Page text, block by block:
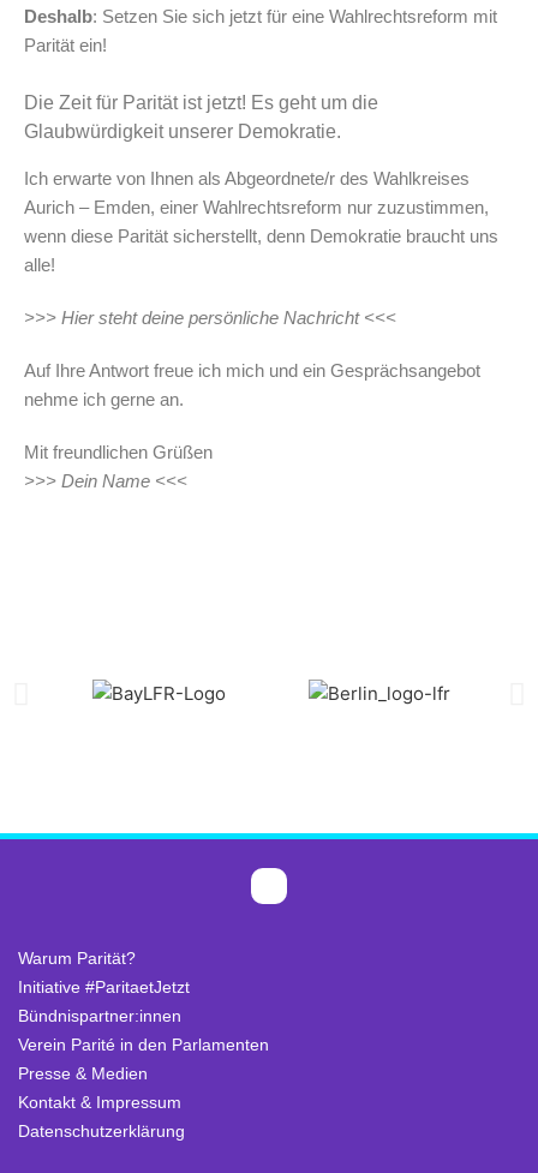
Deshalb: Setzen Sie sich jetzt für eine Wahlrechtsreform mit
Parität ein!
Die Zeit für Parität ist jetzt! Es geht um die
Glaubwürdigkeit unserer Demokratie.
Ich erwarte von Ihnen als Abgeordnete/r des Wahlkreises
Aurich – Emden, einer Wahlrechtsreform nur zuzustimmen,
wenn diese Parität sicherstellt, denn Demokratie braucht uns
alle!
>>> Hier steht deine persönliche Nachricht <<<
Auf Ihre Antwort freue ich mich und ein Gesprächsangebot
nehme ich gerne an.
Mit freundlichen Grüßen
>>> Dein Name <<<
Warum Parität?
Initiative #ParitaetJetzt
Bündnispartner:innen
Verein Parité in den Parlamenten
Presse & Medien
Kontakt & Impressum
Datenschutzerklärung